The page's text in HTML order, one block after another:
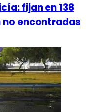
fijan en 138
no encontradas